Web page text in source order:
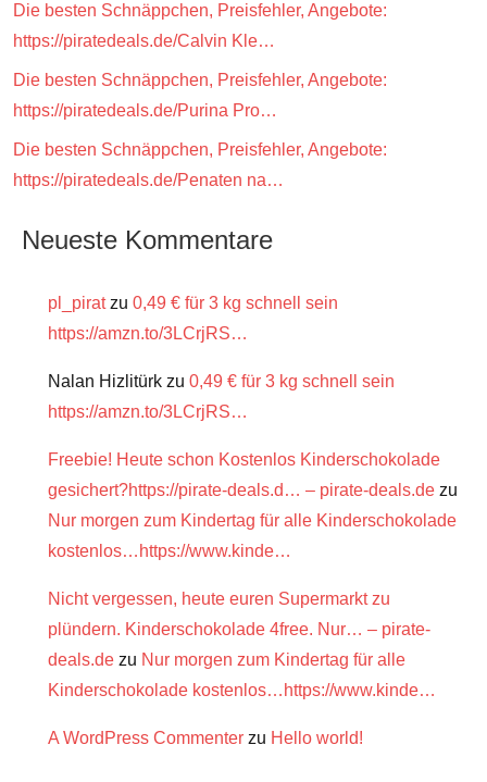
Die besten Schnäppchen, Preisfehler, Angebote:
https://piratedeals.de/Calvin Kle…
Die besten Schnäppchen, Preisfehler, Angebote:
https://piratedeals.de/Purina Pro…
Die besten Schnäppchen, Preisfehler, Angebote:
https://piratedeals.de/Penaten na…
Neueste Kommentare
pl_piratzu 0,49 € für 3 kg schnell sein
https://amzn.to/3LCrjRS…
Nalan Hizlitürk zu 0,49 € für 3 kg schnell sein
https://amzn.to/3LCrjRS…
Freebie! Heute schon Kostenlos Kinderschokolade
gesichert?https://pirate-deals.d… – pirate-deals.de zu
Nur morgen zum Kindertag für alle Kinderschokolade
kostenlos…https://www.kinde…
Nicht vergessen, heute euren Supermarkt zu
plündern. Kinderschokolade 4free. Nur… – pirate-
deals.de zu Nur morgen zum Kindertag für alle
Kinderschokolade kostenlos…https://www.kinde…
A WordPress Commenter zu Hello world!